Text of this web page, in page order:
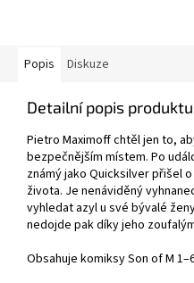
Popis Diskuze
Detailní popis produktu
Pietro Maximoff chtěl jen to,
bezpečnějším místem. Po
známý jako Quicksilver přišel
života. Je nenáviděný
vyhledat azyl u své bývalé
nedojde pak díky jeho
Obsahuje komiksy Son of M